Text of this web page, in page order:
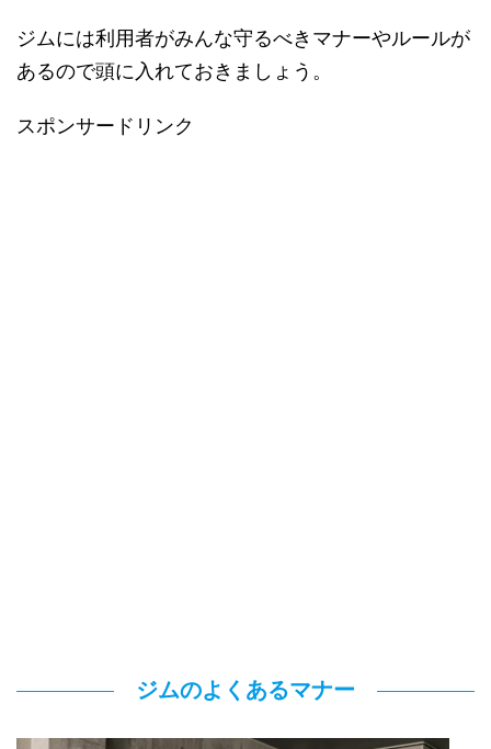
ジムには利用者がみんな守るべきマナーやルールが
あるので頭に入れておきましょう。
スポンサードリンク
ジムのよくあるマナー